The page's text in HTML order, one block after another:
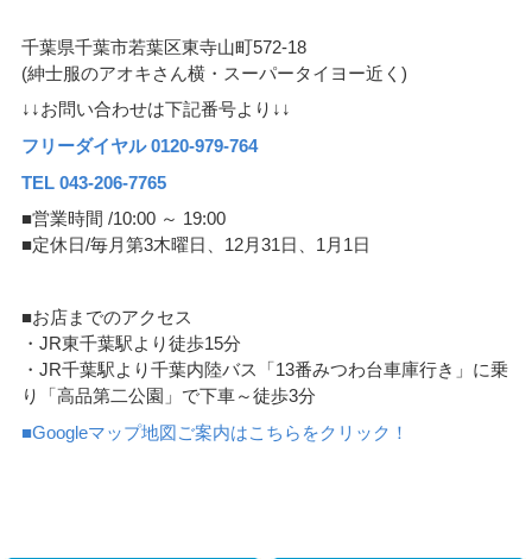
千葉県千葉市若葉区東寺山町572-18
(紳士服のアオキさん横・スーパータイヨー近く)
↓↓お問い合わせは下記番号より↓↓
フリーダイヤル 0120-979-764
TEL 043-206-7765
■営業時間 /10:00 ～ 19:00
■定休日/毎月第3木曜日、12月31日、1月1日
■お店までのアクセス
・JR東千葉駅より徒歩15分
・JR千葉駅より千葉内陸バス「13番みつわ台車庫行き」に乗
り「高品第二公園」で下車～徒歩3分
■Googleマップ地図ご案内はこちらをクリック！